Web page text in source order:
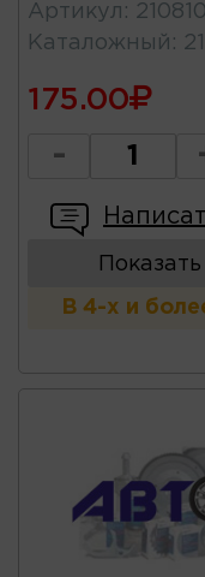
Артикул :
Каталожный :
175.00
-
В 4-х и